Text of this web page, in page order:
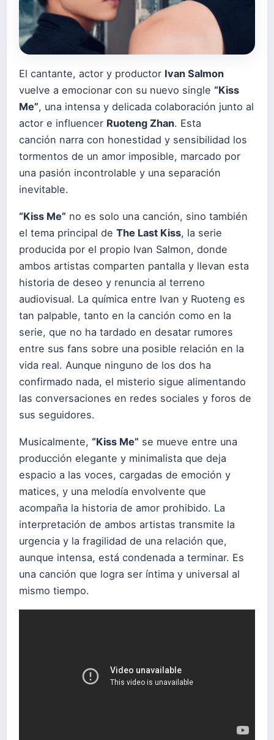
El cantante, actor y productor Ivan Salmon
vuelve a emocionar con su nuevo single “Kiss
Me”, una intensa y delicada colaboración junto al
actor e influencer Ruoteng Zhan. Esta
canción narra con honestidad y sensibilidad los
tormentos de un amor imposible, marcado por
una pasión incontrolable y una separación
inevitable.
“Kiss Me” no es solo una canción, sino también
el tema principal de The Last Kiss, la serie
producida por el propio Ivan Salmon, donde
ambos artistas comparten pantalla y llevan esta
historia de deseo y renuncia al terreno
audiovisual. La química entre Ivan y Ruoteng es
tan palpable, tanto en la canción como en la
serie, que no ha tardado en desatar rumores
entre sus fans sobre una posible relación en la
vida real. Aunque ninguno de los dos ha
confirmado nada, el misterio sigue alimentando
las conversaciones en redes sociales y foros de
sus seguidores.
Musicalmente, “Kiss Me” se mueve entre una
producción elegante y minimalista que deja
espacio a las voces, cargadas de emoción y
matices, y una melodía envolvente que
acompaña la historia de amor prohibido. La
interpretación de ambos artistas transmite la
urgencia y la fragilidad de una relación que,
aunque intensa, está condenada a terminar. Es
una canción que logra ser íntima y universal al
mismo tiempo.